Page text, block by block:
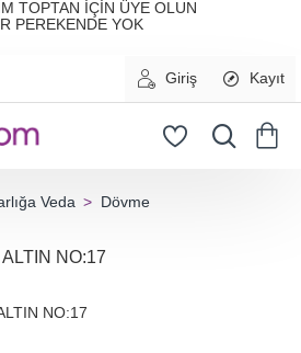
TOPTAN İÇİN ÜYE OLUN
PEREKENDE YOK
Giriş Kayıt
Veda Dövme
NO:17